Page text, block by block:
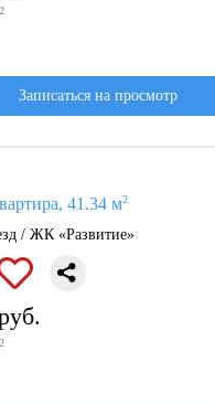
Записаться на просмотр
41.34 м2
/ ЖК «Развитие»
2